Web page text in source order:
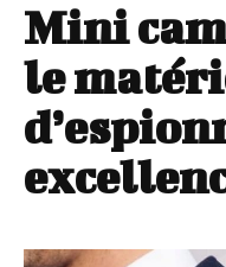
Mini
le